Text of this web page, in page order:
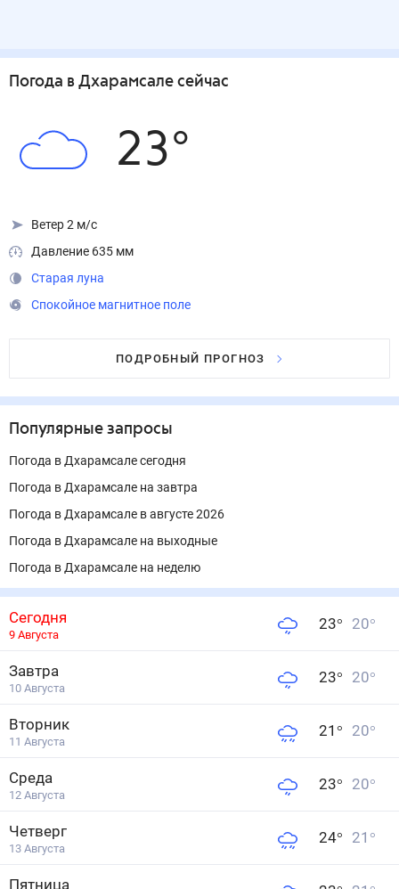
Погода в Дхарамсале сейчас
23°
Ветер 2 м/с
Давление 635 мм
Старая луна
Спокойное магнитное поле
ПОДРОБНЫЙ ПРОГНОЗ
Популярные запросы
Погода в Дхарамсале сегодня
Погода в Дхарамсале на завтра
Погода в Дхарамсале в августе 2026
Погода в Дхарамсале на выходные
Погода в Дхарамсале на неделю
Сегодня
9 Августа
23° 20°
Завтра
10 Августа
23° 20°
Вторник
11 Августа
21 ° 20°
Среда
12 Августа
23° 20°
Четверг
13 Августа
24° 21 °
Пятница